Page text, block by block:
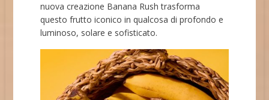
nuova creazione Banana Rush trasforma
questo frutto iconico in qualcosa di profondo e
luminoso, solare e sofisticato.